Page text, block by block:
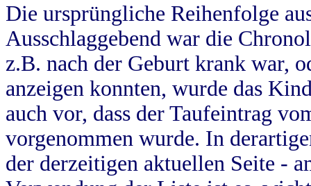
Die ursprüngliche Reihenfolge
Ausschlaggebend war die
z.B. nach der Geburt krank war,
anzeigen konnten, wurde das
auch vor, dass der Taufeintrag
vorgenommen wurde. In
der derzeitigen aktuellen Seite -